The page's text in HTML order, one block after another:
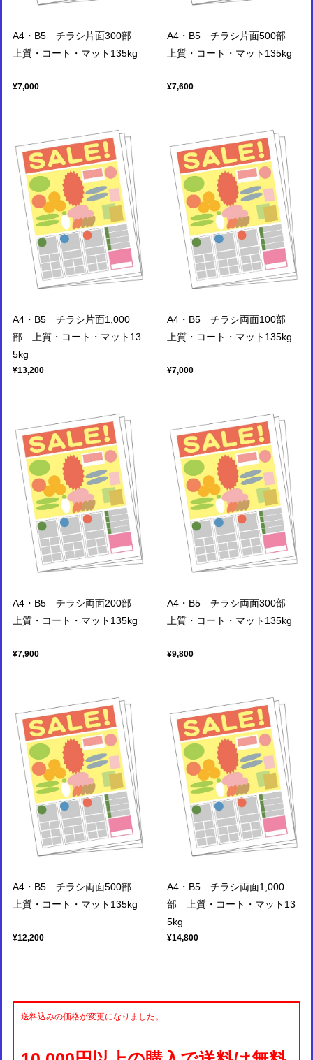
A4・B5 チラシ片面300部
上質・コート・マット135kg
¥7,000
A4・B5 チラシ片面500部
上質・コート・マット135kg
¥7,600
A4・B5 チラシ片面1,000
部 上質・コート・マット13
5kg
¥13,200
A4・B5 チラシ両面100部
上質・コート・マット135kg
¥7,000
A4・B5 チラシ両面200部
上質・コート・マット135kg
¥7,900
A4・B5 チラシ両面300部
上質・コート・マット135kg
¥9,800
A4・B5 チラシ両面500部
上質・コート・マット135kg
¥12,200
A4・B5 チラシ両面1,000
部 上質・コート・マット13
5kg
¥14,800
送料込みの価格が変更になりました。